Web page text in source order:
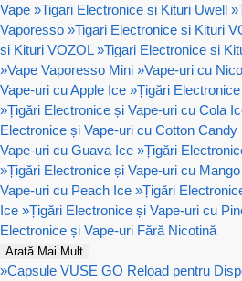
Vape »Tigari Electronice si Kituri Uwell »
Vaporesso »Tigari Electronice si Kituri
si Kituri VOZOL »Tigari Electronice si
»Vape Vaporesso Mini »Vape-uri cu
Vape-uri cu Apple Ice »Țigări
»Țigări Electronice și Vape-uri cu Cola
Electronice și Vape-uri cu Cotton Candy
Vape-uri cu Guava Ice »Țigări
»Țigări Electronice și Vape-uri cu
Vape-uri cu Peach Ice »Țigări
Ice »Țigări Electronice și Vape-uri cu
Electronice și Vape-uri Fără Nicotină
Arată Mai Mult
»Capsule VUSE GO Reload pentru